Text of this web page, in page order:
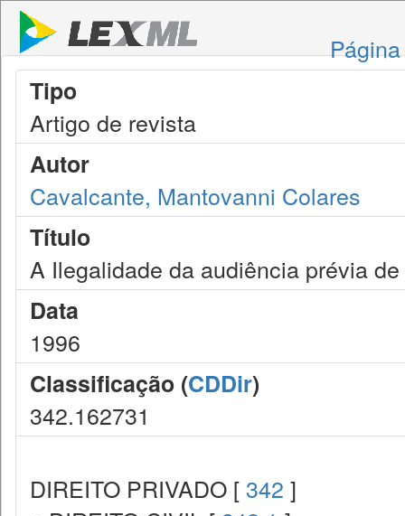
Tipo
Artigo de revista
Autor
Cavalcante, Mantovanni Colares
Título
A Ilegalidade da audiência prévia
Data
1996
Classificação (CDDir)
342.162731
DIREITO PRIVADO [ 342 ]